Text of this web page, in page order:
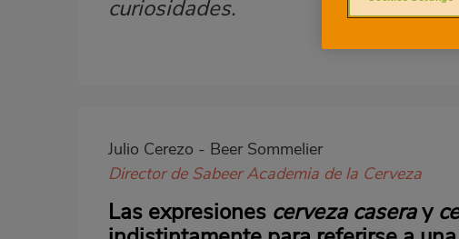
curiosidades.
Body
Julio Cerezo - Beer Sommelier
Director de Sabeer Academia de la Cerveza
Las expresiones cerveza caseray